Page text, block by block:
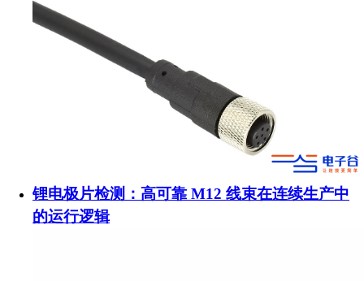
锂电极片检测：高可靠 M12 线束在连续生产中
的运行逻辑